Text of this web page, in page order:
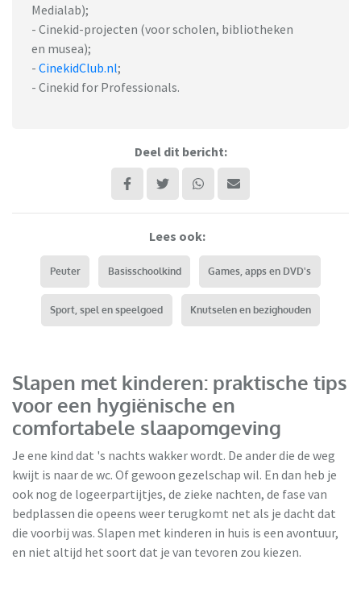
Medialab);
- Cinekid-projecten (voor scholen, bibliotheken
en musea);
- CinekidClub.nl;
- Cinekid for Professionals.
Deel dit bericht:
Lees ook:
Peuter Basisschoolkind Games, apps en DVD's
Sport, spel en speelgoed Knutselen en bezighouden
HBeds
Slapen met kinderen: praktische tips
voor een hygiënische en
comfortabele slaapomgeving
Je ene kind dat 's nachts wakker wordt. De ander die de weg
kwijt is naar de wc. Of gewoon gezelschap wil. En dan heb je
ook nog de logeerpartijtjes, de zieke nachten, de fase van
bedplassen die opeens weer terugkomt net als je dacht dat
die voorbij was. Slapen met kinderen in huis is een avontuur,
en niet altijd het soort dat je van tevoren zou kiezen.